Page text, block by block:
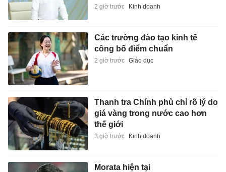
2 giờ trước Kinh doanh
Các trường đào tạo kinh tế
công bố điểm chuẩn
2 giờ trước Giáo dục
Thanh tra Chính phủ chỉ rõ lý do
giá vàng trong nước cao hơn
thế giới
3 giờ trước Kinh doanh
Morata hiện tại